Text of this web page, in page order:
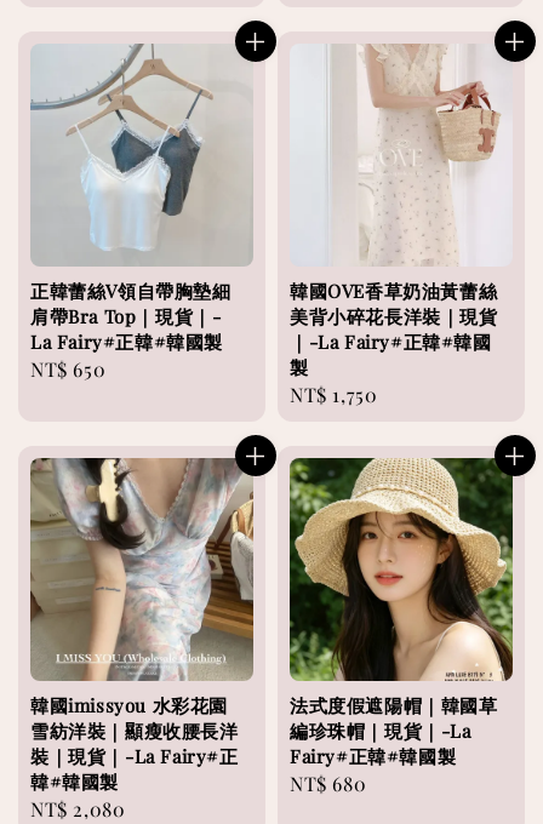
正韓蕾絲V領自帶胸墊細
肩帶Bra Top｜現貨｜-
La Fairy#正韓#韓國製
Regular
NT$ 650
韓國OVE香草奶油黃蕾絲
美背小碎花長洋裝｜現貨
｜-La Fairy#正韓#韓國
製
Regular
NT$ 1,750
韓國imissyou 水彩花園
雪紡洋裝｜顯瘦收腰長洋
裝｜現貨｜-La Fairy#正
韓#韓國製
Regular
NT$ 2,080
法式度假遮陽帽｜韓國草
編珍珠帽｜現貨｜-La
Fairy#正韓#韓國製
Regular
NT$ 680